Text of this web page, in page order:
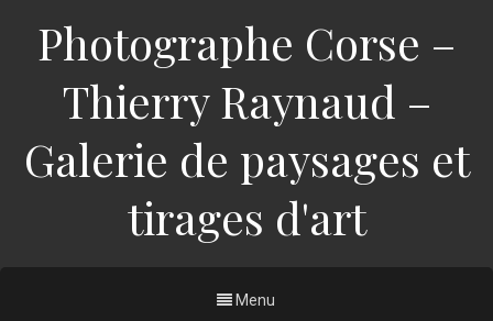
Photographe Corse –
Thierry Raynaud –
Galerie de paysages et
tirages d'art
Menu